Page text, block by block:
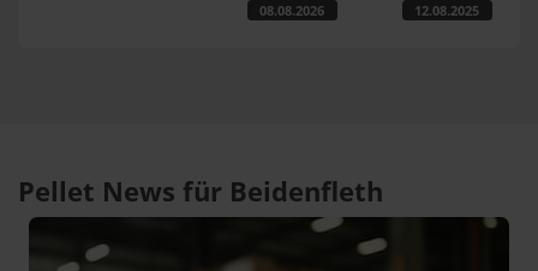
08.08.2026 12.08.2025
Pellet News für Beidenfleth